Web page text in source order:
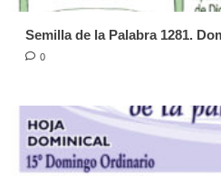
Semilla de la Palabra 1281.
0